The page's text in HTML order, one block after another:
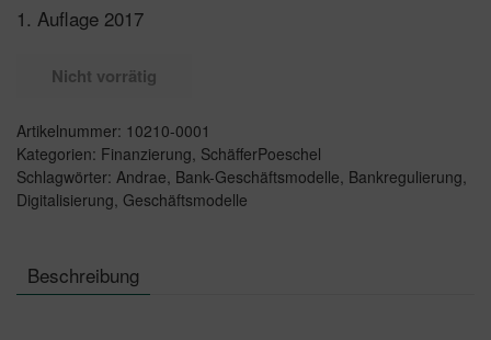
1. Auflage 2017
Nicht vorrätig
Artikelnummer: 10210-0001
Kategorien: Finanzierung, SchäfferPoeschel
Schlagwörter: Andrae, Bank-Geschäftsmodelle, Bankregulierung,
Digitalisierung, Geschäftsmodelle
Beschreibung